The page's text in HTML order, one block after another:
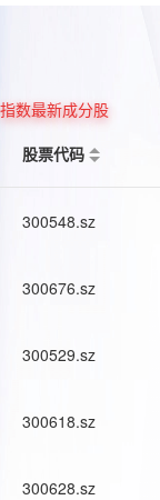
指数最新成分股
股票代码
300548.sz
300676.sz
300529.sz
300618.sz
300628.sz